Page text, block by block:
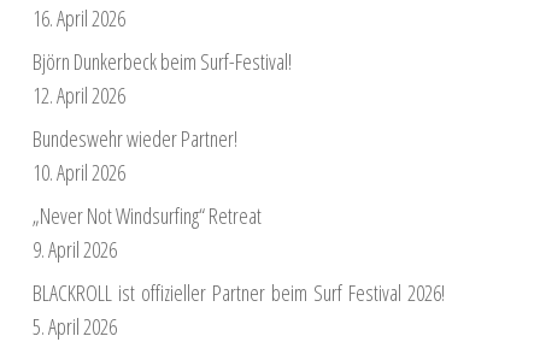
16. April 2026
Björn Dunkerbeck beim Surf-Festival!
12. April 2026
Bundeswehr wieder Partner!
10. April 2026
„Never Not Windsurfing“ Retreat
9. April 2026
BLACKROLL ist offizieller Partner beim Surf Festival 2026!
5. April 2026